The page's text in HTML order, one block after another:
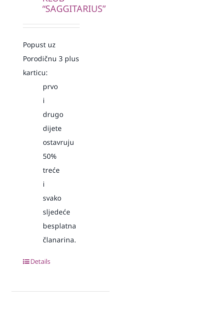
“SAGGITARIUS”
Popust uz
Porodičnu 3 plus
karticu:
prvo
i
drugo
dijete
ostavruju
50%
treće
i
svako
sljedeće
besplatna
članarina.
Details